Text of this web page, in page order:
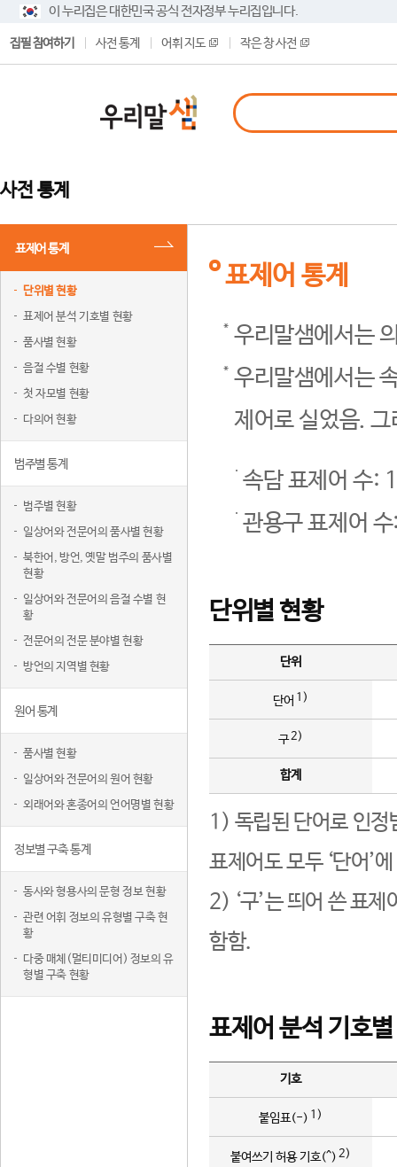
이 누리집은 대한민국 공식 전자정부 누리집입니다.
집필 참여하기 사전 통계 어휘 지도 작은 창 사전
사전 통계
표제어 통계
단위별 현황
표제어 분석 기호별 현황
품사별 현황
음절 수별 현황
첫 자모별 현황
다의어 현황
범주별 통계
범주별 현황
일상어와 전문어의 품사별 현황
북한어, 방언, 옛말 범주의 품사별
현황
일상어와 전문어의 음절 수별 현
황
전문어의 전문 분야별 현황
방언의 지역별 현황
원어 통계
품사별 현황
일상어와 전문어의 원어 현황
외래어와 혼종어의 언어명별 현황
정보별 구축 통계
동사와 형용사의 문형 정보 현황
관련 어휘 정보의 유형별 구축 현
황
다중 매체(멀티미디어) 정보의 유
형별 구축 현황
표제어 통계
우리말샘에서는
우리말샘에서는
제어로 실었음.
속담 표제어 수:
관용구 표제어
단위별 현황
단위
단어 1)
구2)
합계
1) 독립된 단어로 인정
표제어도 모두 ‘단어’
2) ‘구’는 띄어 쓴 표
함함.
표제어 분석 기호
기호
붙임표(-) 1)
붙여쓰기 허용 기호(^) 2)